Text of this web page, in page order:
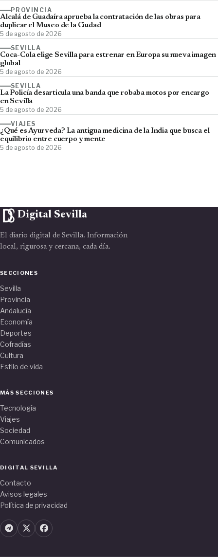
PROVINCIA
Alcalá de Guadaíra aprueba la contratación de las obras para
duplicar el Museo de la Ciudad
5 de agosto de 2026
SEVILLA
Coca-Cola elige Sevilla para estrenar en Europa su nueva imagen
global
5 de agosto de 2026
SEVILLA
La Policía desarticula una banda que robaba motos por encargo
en Sevilla
5 de agosto de 2026
VIAJES
¿Qué es Ayurveda? La antigua medicina de la India que busca el
equilibrio entre cuerpo y mente
5 de agosto de 2026
Digital Sevilla
El diario digital de Sevilla. Información
local, rigurosa y cercana, cada día.
SECCIONES
Sevilla
Provincia
Andalucía
Economía
Deportes
Cofradías
Cultura
Estilo de vida
MÁS SECCIONES
Tecnología
Viajes
Sociedad
Comunicados
DIGITAL SEVILLA
Contacto
Avisos legales
Política de privacidad